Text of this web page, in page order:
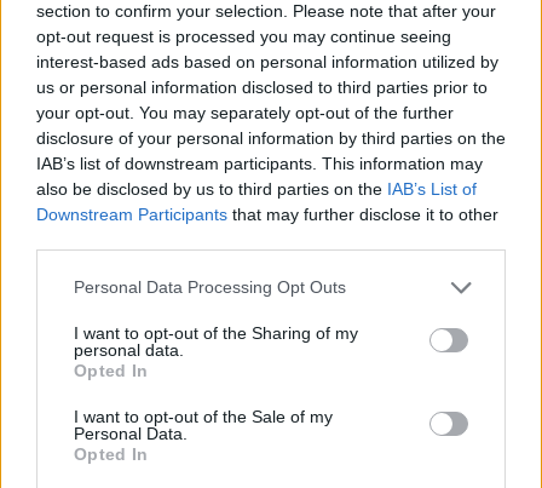
section to confirm your selection. Please note that after your
opt-out request is processed you may continue seeing
interest-based ads based on personal information utilized by
us or personal information disclosed to third parties prior to
your opt-out. You may separately opt-out of the further
disclosure of your personal information by third parties on the
IAB’s list of downstream participants. This information may
also be disclosed by us to third parties on the IAB’s List of
Downstream Participants that may further disclose it to other
Personal Data Processing Opt Outs
I want to opt-out of the Sharing of my
personal data.
Opted In
I want to opt-out of the Sale of my
Personal Data.
Opted In